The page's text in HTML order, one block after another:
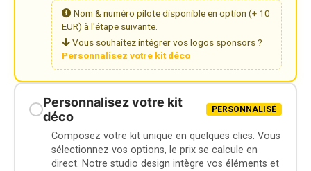
Nom & numéro pilote disponible en option (+ 10
EUR) à l'étape suivante.
Vous souhaitez intégrer vos logos sponsors ?
Personnalisez votre kit déco
Personnalisez votre kit
déco
PERSONNALISÉ
Composez votre kit unique en quelques clics. Vous
sélectionnez vos options, le prix se calcule en
direct. Notre studio design intègre vos éléments et